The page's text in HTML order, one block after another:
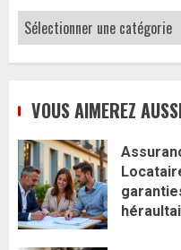
Catégories
VOUS AIMEREZ